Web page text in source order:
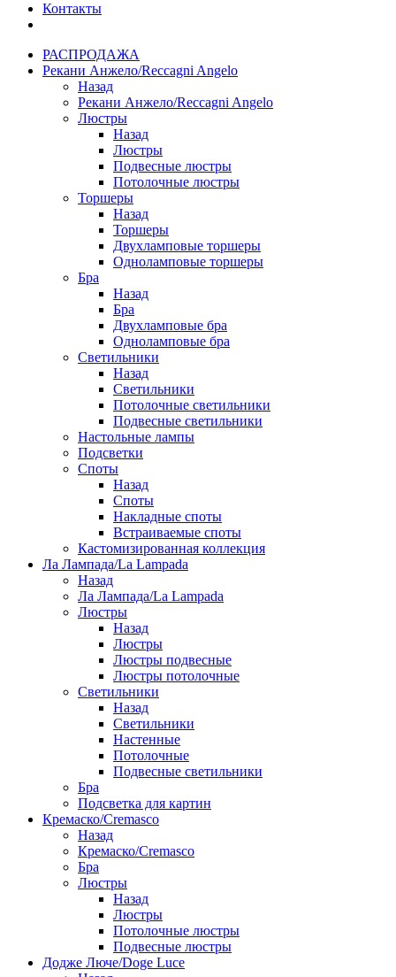
Контакты
РАСПРОДАЖА
Рекани Анжело/Reccagni Angelo
Назад
Рекани Анжело/Reccagni Angelo
Люстры
Назад
Люстры
Подвесные люстры
Потолочные люстры
Торшеры
Назад
Торшеры
Двухламповые торшеры
Одноламповые торшеры
Бра
Назад
Бра
Двухламповые бра
Одноламповые бра
Светильники
Назад
Светильники
Потолочные светильники
Подвесные светильники
Настольные лампы
Подсветки
Споты
Назад
Споты
Накладные споты
Встраиваемые споты
Кастомизированная коллекция
Ла Лампада/La Lampada
Назад
Ла Лампада/La Lampada
Люстры
Назад
Люстры
Люстры подвесные
Люстры потолочные
Светильники
Назад
Светильники
Настенные
Потолочные
Подвесные светильники
Бра
Подсветка для картин
Кремаско/Cremasco
Назад
Кремаско/Cremasco
Бра
Люстры
Назад
Люстры
Потолочные люстры
Подвесные люстры
Додже Люче/Doge Luce